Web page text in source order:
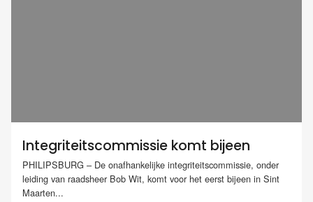
Integriteitscommissie komt bijeen
PHILIPSBURG – De onafhankelijke integriteitscommissie, onder
leiding van raadsheer Bob Wit, komt voor het eerst bijeen in Sint
Maarten...